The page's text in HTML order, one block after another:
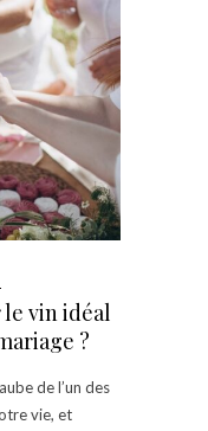
vin idéal
?
de l’un des
vie, et